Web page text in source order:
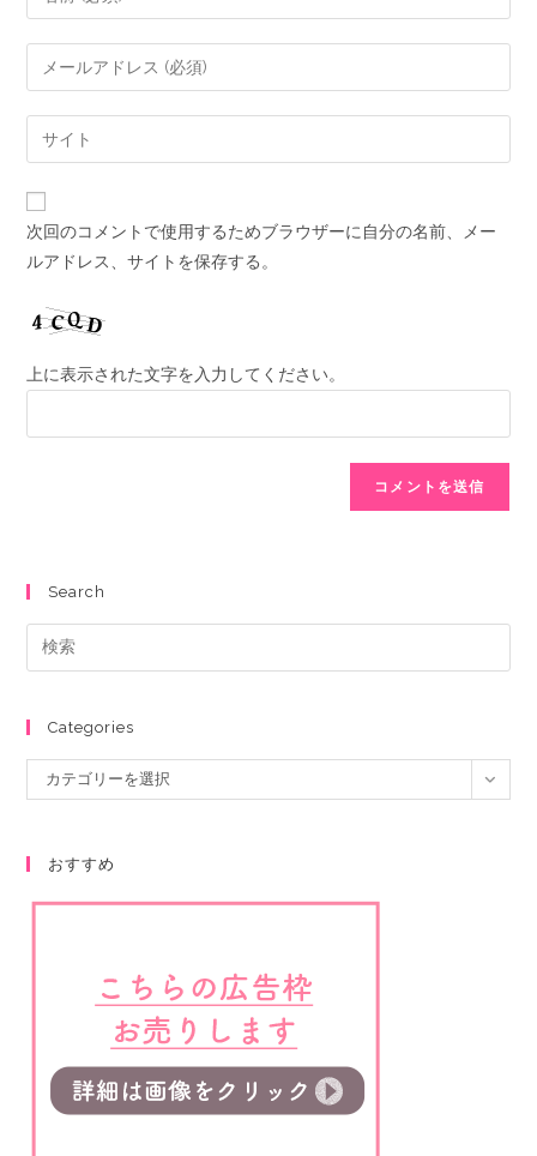
次回のコメントで使用するためブラウザーに自分の名前、メー
ルアドレス、サイトを保存する。
上に表示された文字を入力してください。
Search
Categories
カテゴリーを選択
おすすめ